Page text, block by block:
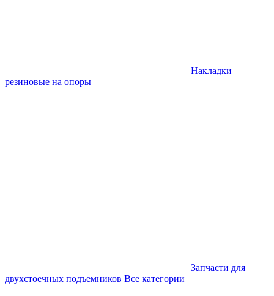
Накладки
резиновые на опоры
Запчасти для
двухстоечных подъемников Все категории